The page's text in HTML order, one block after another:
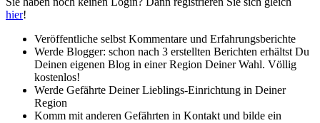
hier!
Veröffentliche selbst Kommentare und Erfahrungsberichte
Werde Blogger: schon nach 3 erstellten Berichten erhältst Du
Deinen eigenen Blog in einer Region Deiner Wahl. Völlig
kostenlos!
Werde Gefährte Deiner Lieblings-Einrichtung in Deiner
Region
Komm mit anderen Gefährten in Kontakt und bilde ein